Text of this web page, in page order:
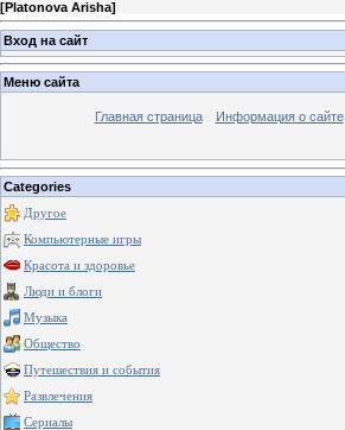
[Platonova Arisha]
Вход на сайт
Меню сайта
Главная страница Информация о сайте
Categories
Другое
Компьютерные игры
Красота и здоровье
Люди и блоги
Музыка
Общество
Путешествия и события
Развлечения
Сериалы